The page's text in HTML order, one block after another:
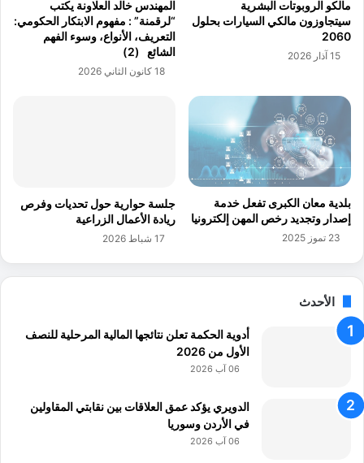
ر
ي
ل
ا
ت
ص
ا
ت
د
ن
ح
ا
ب
س
ا
ج
ي
ت
ج
مالكو الروبوتات البشرية
سيتجاوزون مالكي السيارات بحلول
2060
15 آذار 2026
المهندس خالد العلاونة يكتب
“لرقمنة” : مفهوم الابتكار الحكومي:
التعريف، الأنواع، وسوء الفهم
الشائع (2)
18 كانون الثاني 2026
بلدية معان الكبرى تفعل خدمة
إصدار وتجديد رخص المهن إلكترونيا
23 تموز 2025
جلسة حوارية حول تحديات وفرص
ريادة الأعمال الزراعية
17 شباط 2026
الأحدث
أدوية الحكمة تعلن نتائجها المالية المرحلية للنصف
الأول من 2026
06 آب 2026
الدويري يؤكد عمق العلاقات بين نقابتي المقاولين
في الأردن وسوريا
06 آب 2026